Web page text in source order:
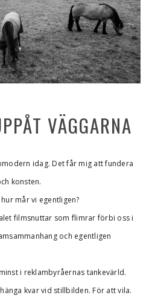
VÄGGARNA
idag. Det får mig att fundera
konsten.
mår vi egentligen?
filmsnuttar som flimrar förbi oss i
och egentligen
i reklambyråernas tankevärld.
kvar vid stillbilden. För att vila.